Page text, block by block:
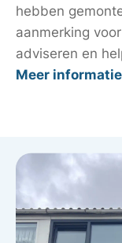
hebben
aanmerking
adviseren en
Meer